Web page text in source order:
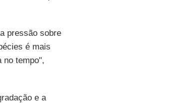
pressão sobre
é mais
no tempo",
e a